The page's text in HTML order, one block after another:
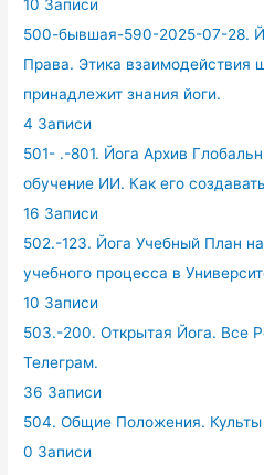
10 Записи
500-бывшая-590-2025-07-28.
Права. Этика взаимодействия
принадлежит знания йоги.
4 Записи
501- .-801. Йога Архив
обучение ИИ. Как его
16 Записи
502.-123. Йога Учебный План
учебного процесса в
10 Записи
503.-200. Открытая Йога. Все
Телеграм.
36 Записи
504. Общие Положения. Культы
0 Записи